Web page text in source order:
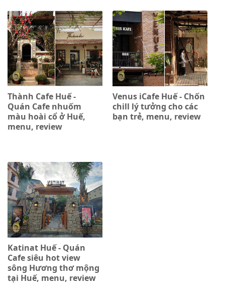
Thành Cafe Huế -
Quán Cafe nhuốm
màu hoài cổ ở Huế,
menu, review
Venus iCafe Huế - Chốn
chill lý tưởng cho các
bạn trẻ, menu, review
Katinat Huế - Quán
Cafe siêu hot view
sông Hương thơ mộng
tại Huế, menu, review